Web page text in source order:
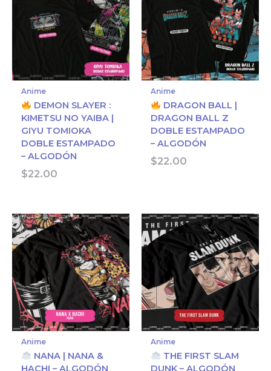
Anime
DEMON SLAYER :
KIMETSU NO YAIBA |
GIYU TOMIOKA
DOBLE ESTAMPADO
– ALGODÓN
$22.00
Anime
DRAGON BALL |
DRAGON BALL Z
DOBLE ESTAMPADO
– ALGODÓN
$22.00
Anime
NANA | NANA &
HACHI – ALGODÓN
Anime
THE FIRST SLAM
DUNK – ALGODÓN